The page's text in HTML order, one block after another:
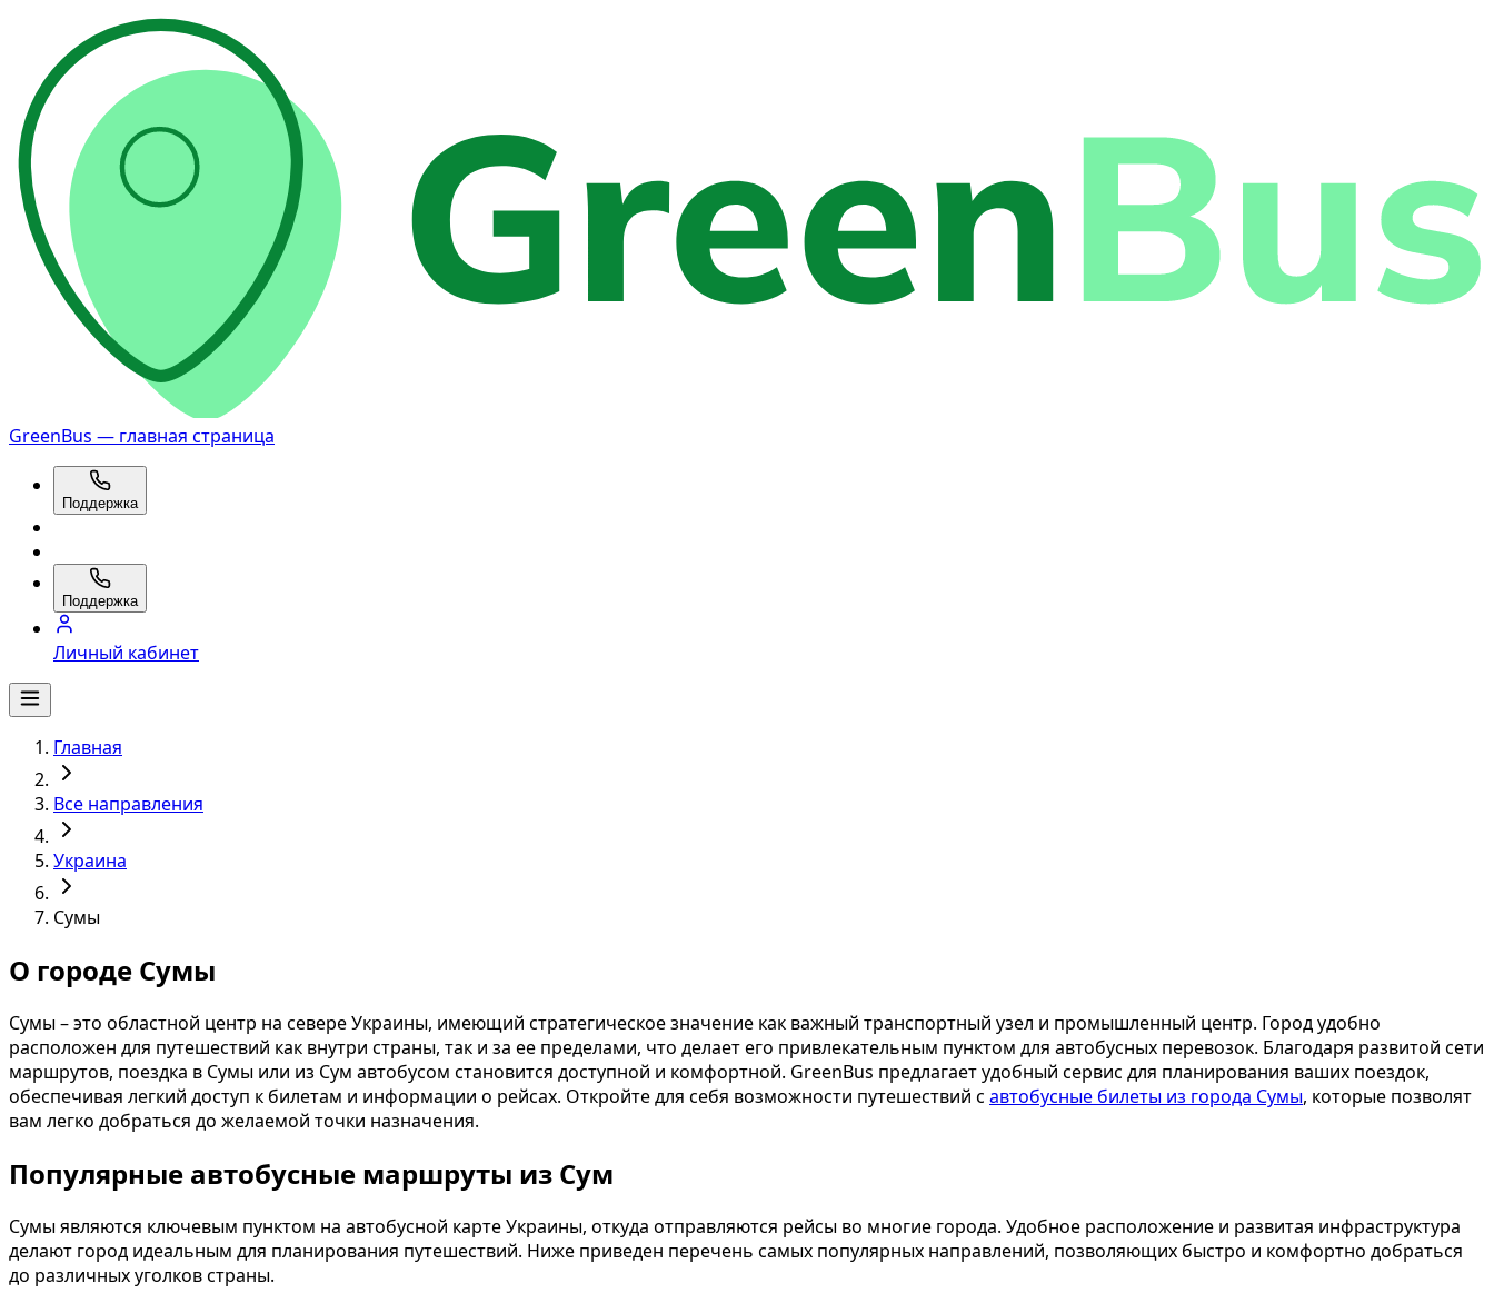
GreenBus — главная страница
Поддержка
Поддержка
Личный кабинет
Главная
Все направления
Украина
Сумы
О городе Сумы
Сумы – это областной центр на севере Украины, имеющий стратегическое значение как важный транспортный узел и промышленный центр. Город удобно
расположен для путешествий как внутри страны, так и за ее пределами, что делает его привлекательным пунктом для автобусных перевозок. Благодаря развитой сети
маршрутов, поездка в Сумы или из Сум автобусом становится доступной и комфортной. GreenBus предлагает удобный сервис для планирования ваших поездок,
обеспечивая легкий доступ к билетам и информации о рейсах. Откройте для себя возможности путешествий с автобусные билеты из города Сумы, которые позволят
вам легко добраться до желаемой точки назначения.
Популярные автобусные маршруты из Сум
Сумы являются ключевым пунктом на автобусной карте Украины, откуда отправляются рейсы во многие города. Удобное расположение и развитая инфраструктура
делают город идеальным для планирования путешествий. Ниже приведен перечень самых популярных направлений, позволяющих быстро и комфортно добраться
до различных уголков страны.